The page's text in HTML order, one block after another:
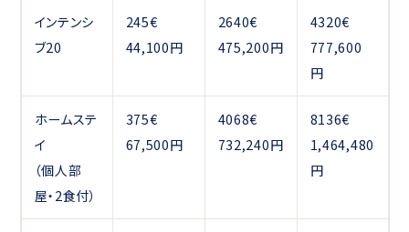
インテンシ
ブ20
245€
44,100円
2640€
475,200円
4320€
777,600
円
ホームステ
イ
（個人部
屋・2食付）
375€
67,500円
4068€
732,240円
8136€
1,464,480
円